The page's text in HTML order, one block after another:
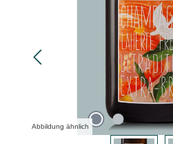
Abbildung ähnlich